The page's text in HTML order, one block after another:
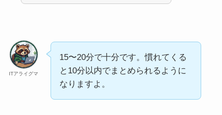
ITアライグマ
15〜20分で十分です。慣れてくる
と10分以内でまとめられるように
なりますよ。